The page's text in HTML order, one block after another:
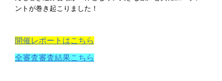
ントが巻き起こりました！
開催レポートはこちら
全審査審査結果こちら